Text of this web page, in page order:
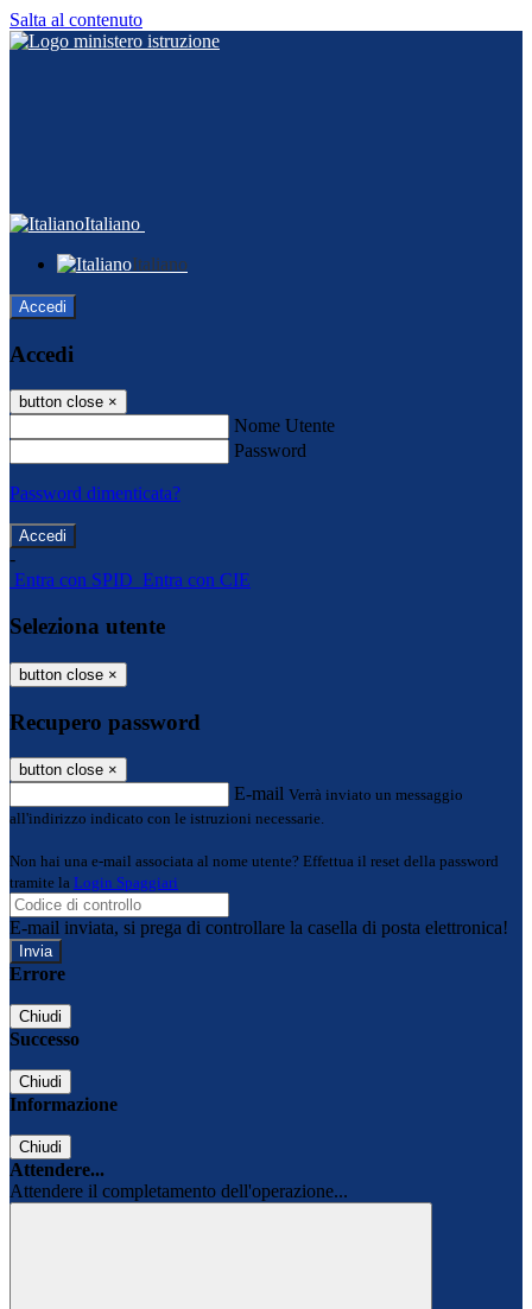
Salta al contenuto
Italiano
Italiano
Accedi
Accedi
button close ×
Nome Utente
Password
Password dimenticata?
-
Entra con SPID Entra con CIE
Seleziona utente
button close ×
Recupero password
button close ×
E-mail Verrà inviato un messaggio
all'indirizzo indicato con le istruzioni necessarie.
Non hai una e-mail associata al nome utente? Effettua il reset della password
tramite la Login Spaggiari
E-mail inviata, si prega di controllare la casella di posta elettronica!
Errore
Chiudi
Successo
Chiudi
Informazione
Chiudi
Attendere...
Attendere il completamento dell'operazione...